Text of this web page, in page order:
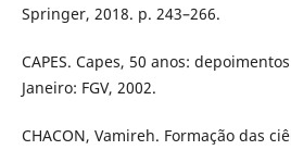
Springer, 2018. p. 243–266.
CAPES. Capes, 50 anos:
Janeiro: FGV, 2002.
CHACON, Vamireh. Formação das